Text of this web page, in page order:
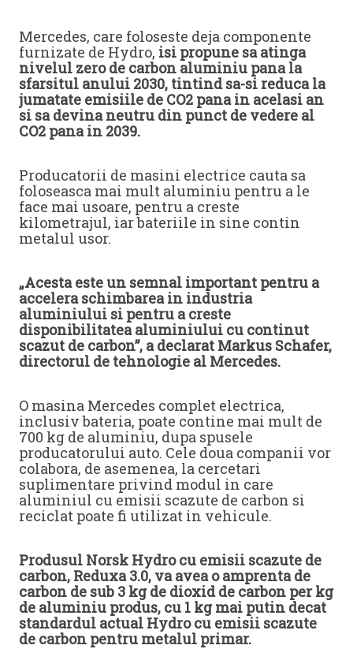
Mercedes, care foloseste deja componente
furnizate de Hydro, isi propune sa atinga
nivelul zero de carbon aluminiu pana la
sfarsitul anului 2030, tintind sa-si reduca la
jumatate emisiile de CO2 pana in acelasi an
si sa devina neutru din punct de vedere al
CO2 pana in 2039.
Producatorii de masini electrice cauta sa
foloseasca mai mult aluminiu pentru a le
face mai usoare, pentru a creste
kilometrajul, iar bateriile in sine contin
metalul usor.
„Acesta este un semnal important pentru a
accelera schimbarea in industria
aluminiului si pentru a creste
disponibilitatea aluminiului cu continut
scazut de carbon”, a declarat Markus Schafer,
directorul de tehnologie al Mercedes.
O masina Mercedes complet electrica,
inclusiv bateria, poate contine mai mult de
700 kg de aluminiu, dupa spusele
producatorului auto. Cele doua companii vor
colabora, de asemenea, la cercetari
suplimentare privind modul in care
aluminiul cu emisii scazute de carbon si
reciclat poate fi utilizat in vehicule.
Produsul Norsk Hydro cu emisii scazute de
carbon, Reduxa 3.0, va avea o amprenta de
carbon de sub 3 kg de dioxid de carbon per kg
de aluminiu produs, cu 1 kg mai putin decat
standardul actual Hydro cu emisii scazute
de carbon pentru metalul primar.